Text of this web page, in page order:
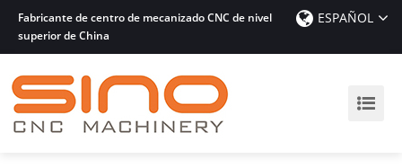
Fabricante de centro de mecanizado CNC de nivel
superior de China
ESPAÑOL